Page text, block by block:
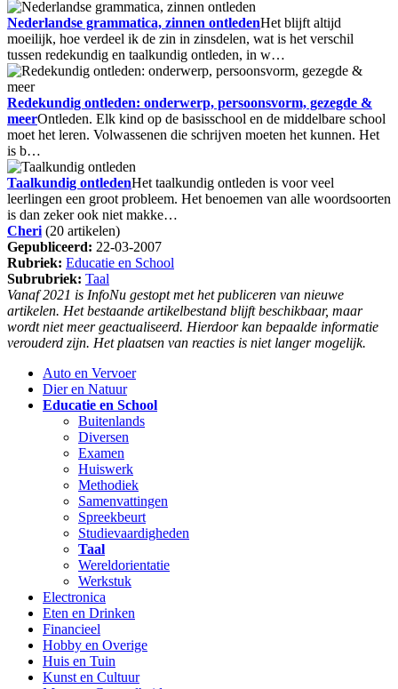
Nederlandse grammatica, zinnen ontledenHet blijft altijd
moeilijk, hoe verdeel ik de zin in zinsdelen, wat is het verschil
tussen redekundig en taalkundig ontleden, in w…
Redekundig ontleden: onderwerp, persoonsvorm, gezegde &
meerOntleden. Elk kind op de basisschool en de middelbare school
moet het leren. Volwassenen die schrijven moeten het kunnen. Het
is b…
Taalkundig ontledenHet taalkundig ontleden is voor veel
leerlingen een groot probleem. Het benoemen van alle woordsoorten
is dan zeker ook niet makke…
Cheri (20 artikelen)
Gepubliceerd: 22-03-2007
Rubriek: Educatie en School
Subrubriek: Taal
Vanaf 2021 is InfoNu gestopt met het publiceren van nieuwe
artikelen. Het bestaande artikelbestand blijft beschikbaar, maar
wordt niet meer geactualiseerd. Hierdoor kan bepaalde informatie
verouderd zijn. Het plaatsen van reacties is niet langer mogelijk.
Auto en Vervoer
Dier en Natuur
Educatie en School
Buitenlands
Diversen
Examen
Huiswerk
Methodiek
Samenvattingen
Spreekbeurt
Studievaardigheden
Taal
Wereldorientatie
Werkstuk
Electronica
Eten en Drinken
Financieel
Hobby en Overige
Huis en Tuin
Kunst en Cultuur